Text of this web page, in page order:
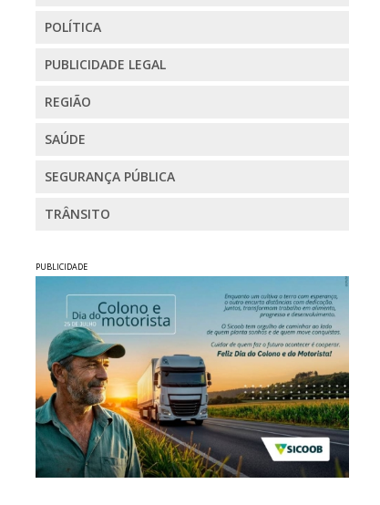
POLÍTICA
PUBLICIDADE LEGAL
REGIÃO
SAÚDE
SEGURANÇA PÚBLICA
TRÂNSITO
PUBLICIDADE